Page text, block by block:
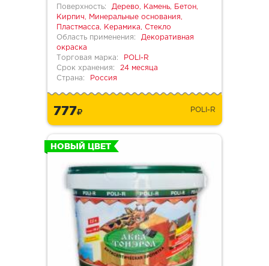
Поверхность:
Дерево, Камень, Бетон,
Кирпич, Минеральные основания,
Пластмасса, Керамика, Стекло
Область применения:
Декоративная
окраска
Торговая марка:
POLI-R
Срок хранения:
24 месяца
Страна:
Россия
777 POLI-R
НОВЫЙ ЦВЕТ